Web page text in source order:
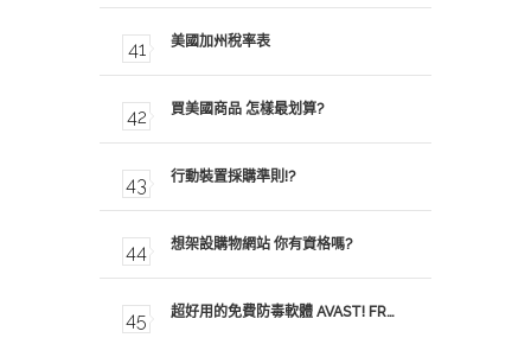
美國加州稅率表
買美國商品 怎樣最划算?
行動裝置採購準則!?
想架設購物網站 你有資格嗎?
超好用的免費防毒軟體 AVAST! FR…